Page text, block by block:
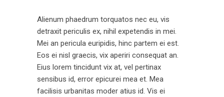
Alienum phaedrum torquatos nec eu, vis
detraxit periculis ex, nihil expetendis in mei.
Mei an pericula euripidis, hinc partem ei est.
Eos ei nisl graecis, vix aperiri consequat an.
Eius lorem tincidunt vix at, vel pertinax
sensibus id, error epicurei mea et. Mea
facilisis urbanitas moder atius id. Vis ei